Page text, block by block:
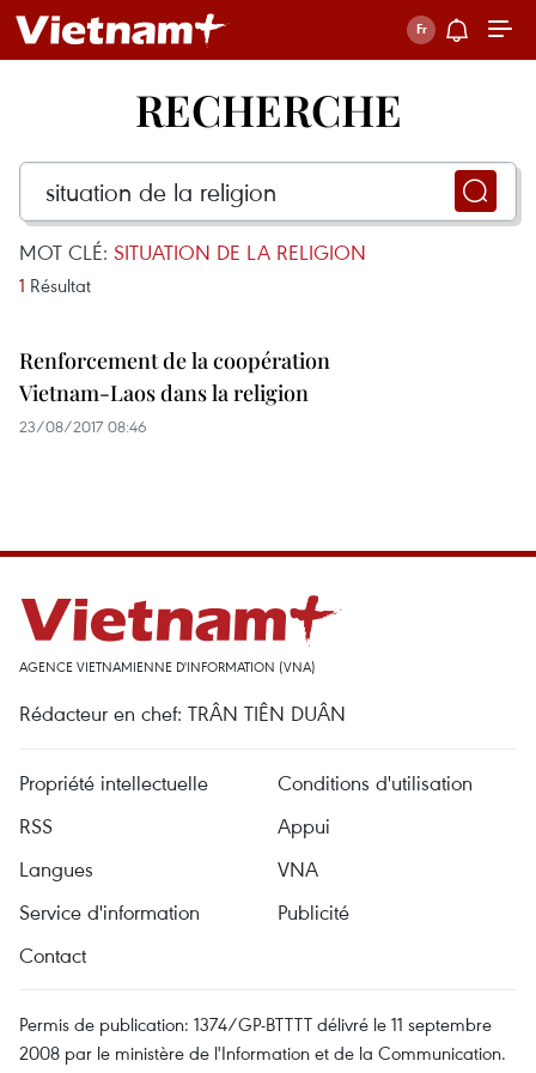
RECHERCHE
MOT CLÉ: SITUATION DE LA RELIGION
1 Résultat
Renforcement de la coopération
Vietnam-Laos dans la religion
23/08/2017 08:46
AGENCE VIETNAMIENNE D'INFORMATION (VNA)
Rédacteur en chef: TRÂN TIÊN DUÂN
Propriété intellectuelle
Conditions d'utilisation
RSS
Appui
Langues
VNA
Service d'information
Publicité
Contact
Permis de publication: 1374/GP-BTTTT délivré le 11 septembre
2008 par le ministère de l'Information et de la Communication.